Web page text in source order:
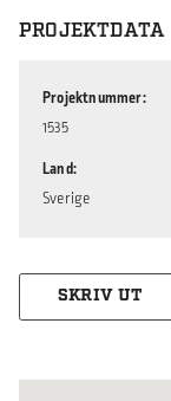
PROJEKTDATA
Projektnummer
1535
Land
Sverige
SKRIV UT